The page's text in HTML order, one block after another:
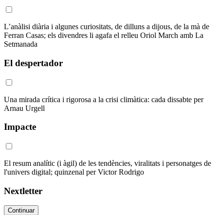
L’anàlisi diària i algunes curiositats, de dilluns a dijous, de la mà de
Ferran Casas; els divendres li agafa el relleu Oriol March amb La
Setmanada
El despertador
Una mirada crítica i rigorosa a la crisi climàtica: cada dissabte per
Arnau Urgell
Impacte
El resum analític (i àgil) de les tendències, viralitats i personatges de
l'univers digital; quinzenal per Victor Rodrigo
Nextletter
Continuar